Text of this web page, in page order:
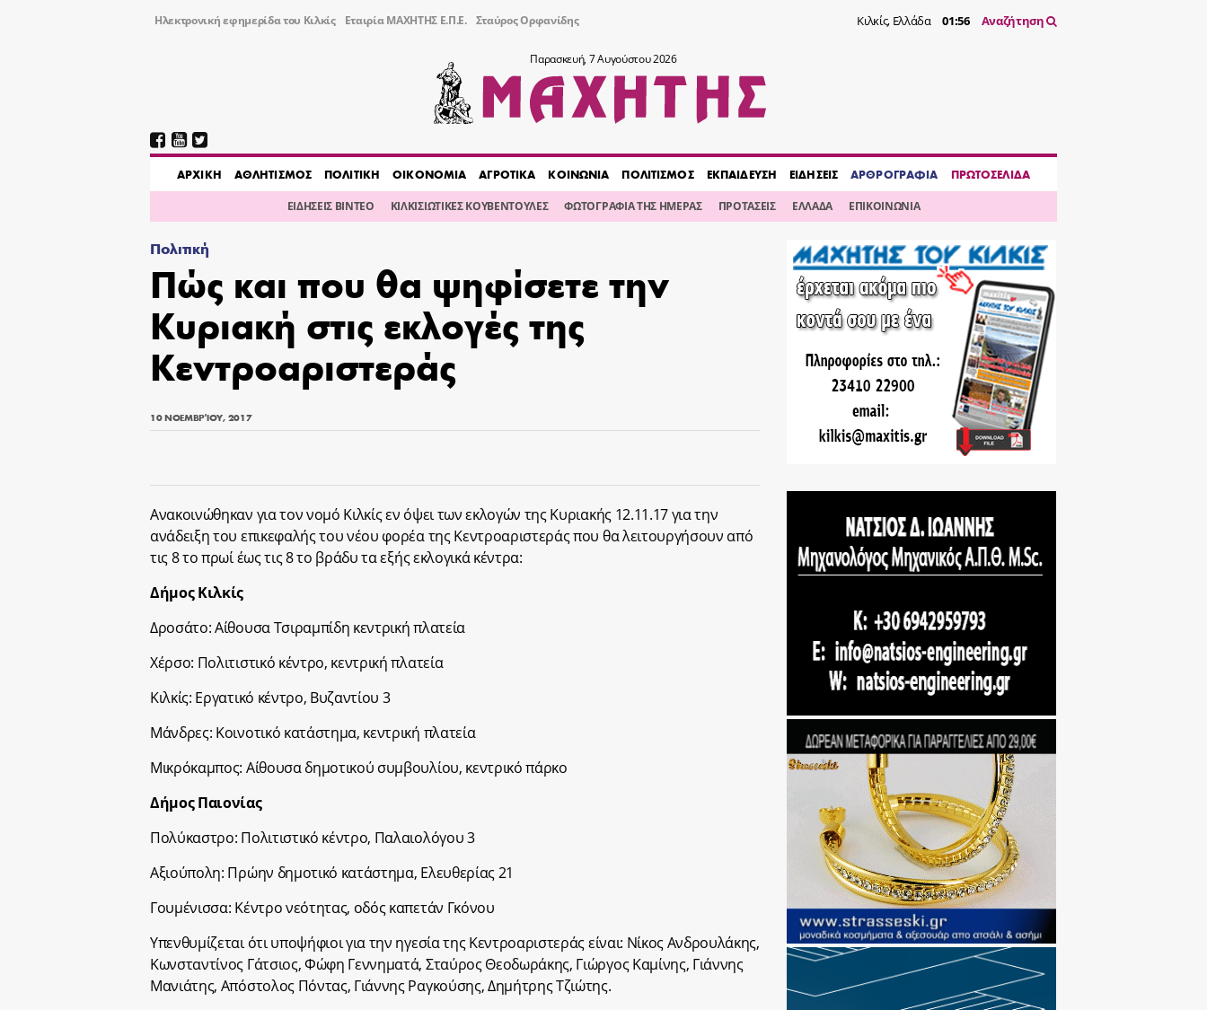
Ηλεκτρονική εφημερίδα του Κιλκίς Εταιρία ΜΑΧΗΤΗΣ Ε.Π.Ε. Σταύρος Ορφανίδης Κιλκίς, Ελλάδα 01:56 Αναζήτηση
Παρασκευή, 7 Αυγούστου 2026
AΡΧΙΚΗ ΑΘΛΗΤΙΣΜΟΣ ΠΟΛΙΤΙΚΗ ΟΙΚΟΝΟΜΙΑ ΑΓΡΟΤΙΚΑ ΚΟΙΝΩΝΙΑ ΠΟΛΙΤΙΣΜΟΣ ΕΚΠΑΙΔΕΥΣΗ ΕΙΔΗΣΕΙΣ ΑΡΘΡΟΓΡΑΦΙΑ ΠΡΩΤΟΣΕΛΙΔΑ
ΕΙΔΗΣΕΙΣ ΒΙΝΤΕΟ ΚΙΛΚΙΣΙΩΤΙΚΕΣ ΚΟΥΒΕΝΤΟΥΛΕΣ ΦΩΤΟΓΡΑΦΙΑ ΤΗΣ ΗΜΕΡΑΣ ΠΡΟΤΑΣΕΙΣ ΕΛΛΑΔΑ ΕΠΙΚΟΙΝΩΝΙΑ
Πολιτική
Πώς και που θα ψηφίσετε την
Κυριακή στις εκλογές της
Κεντροαριστεράς
10 ΝΟΕΜΒΡΊΟΥ, 2017
Ανακοινώθηκαν για τον νομό Κιλκίς εν όψει των εκλογών της Κυριακής 12.11.17 για την
ανάδειξη του επικεφαλής του νέου φορέα της Κεντροαριστεράς που θα λειτουργήσουν από
τις 8 το πρωί έως τις 8 το βράδυ τα εξής εκλογικά κέντρα:
Δήμος Κιλκίς
Δροσάτο: Αίθουσα Τσιραμπίδη κεντρική πλατεία
Χέρσο: Πολιτιστικό κέντρο, κεντρική πλατεία
Κιλκίς: Εργατικό κέντρο, Βυζαντίου 3
Μάνδρες: Κοινοτικό κατάστημα, κεντρική πλατεία
Μικρόκαμπος: Αίθουσα δημοτικού συμβουλίου, κεντρικό πάρκο
Δήμος Παιονίας
Πολύκαστρο: Πολιτιστικό κέντρο, Παλαιολόγου 3
Αξιούπολη: Πρώην δημοτικό κατάστημα, Ελευθερίας 21
Γουμένισσα: Κέντρο νεότητας, οδός καπετάν Γκόνου
Υπενθυμίζεται ότι υποψήφιοι για την ηγεσία της Κεντροαριστεράς είναι: Νίκος Ανδρουλάκης,
Kωνσταντίνος Γάτσιος, Φώφη Γεννηματά, Σταύρος Θεοδωράκης, Γιώργος Καμίνης, Γιάννης
Μανιάτης, Απόστολος Πόντας, Γιάννης Ραγκούσης, Δημήτρης Τζιώτης.